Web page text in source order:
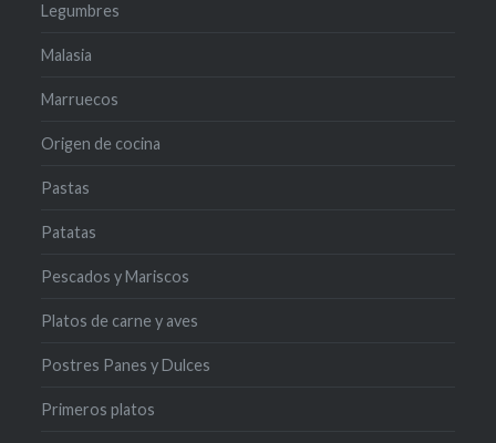
Legumbres
Malasia
Marruecos
Origen de cocina
Pastas
Patatas
Pescados y Mariscos
Platos de carne y aves
Postres Panes y Dulces
Primeros platos